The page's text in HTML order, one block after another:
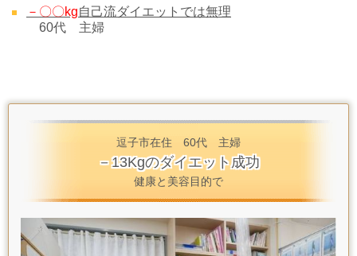
－〇〇kg自己流ダイエットでは無理
60代 主婦
逗子市在住 60代 主婦
－13Kgのダイエット成功
健康と美容目的で